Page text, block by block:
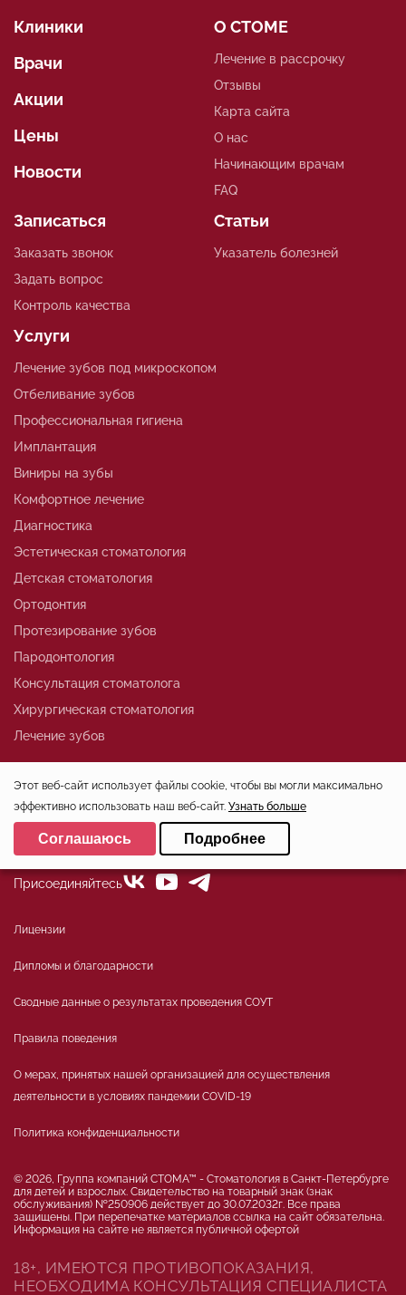
Клиники
Врачи
Акции
Цены
Новости
Услуги
Лечение зубов под микроскопом
Отбеливание зубов
Профессиональная гигиена
Имплантация
Виниры на зубы
Комфортное лечение
Диагностика
Эстетическая стоматология
Детская стоматология
Ортодонтия
Протезирование зубов
Пародонтология
Консультация стоматолога
Хирургическая стоматология
Лечение зубов
О СТОМЕ
Лечение в рассрочку
Отзывы
Карта сайта
О нас
Начинающим врачам
FAQ
Статьи
Указатель болезней
Записаться
Заказать звонок
Задать вопрос
Контроль качества
+7 (812)324-01-80
office@stoma-spb.ru
Присоединяйтесь
Лицензии
Дипломы и благодарности
Сводные данные о результатах проведения СОУТ
Правила поведения
О мерах, принятых нашей организацией для осуществления
деятельности в условиях пандемии COVID-19
Политика конфиденциальности
© 2026, Группа компаний СТОМА™ - Стоматология в Санкт-Петербурге
для детей и взрослых. Свидетельство на товарный знак (знак
обслуживания) №250906 действует до 30.07.2032г. Все права
защищены. При перепечатке материалов ссылка на сайт обязательна.
Информация на сайте не является публичной офертой
18+, ИМЕЮТСЯ ПРОТИВОПОКАЗАНИЯ,
НЕОБХОДИМА КОНСУЛЬТАЦИЯ СПЕЦИАЛИСТА
Этот веб-сайт использует файлы cookie, чтобы вы могли максимально
эффективно использовать наш веб-сайт. Узнать больше
Выберите настройки cookie
Минимальные
Аналитические/Функциональные
Соглашаюсь Подробнее